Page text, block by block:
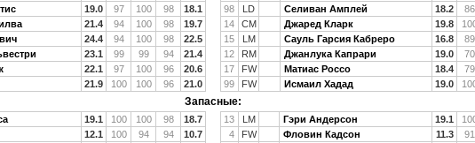
19.0 97 100 98
18.1
21.4 94 100 98
19.7
24.4 94 100 98
22.5
23.1 99 99 94
21.4
22.1 97 100 96
20.6
21.9 100 100 96 21.0
98
LD Селиван Амплей 18.2 86
14
CM Джаред Кларк 19.8
15
LM Сауль Гарсия Кабреро 16.8 89
12
RM Джанлука Капрари 19.0 70
17
FW Матиас Россо 18.4 79
99
FW Исмаил Хадад 19.0
Запасные:
19.1 100 100 98
18.7
12.1 100 94 94
10.7
13 LM Гэри Андерсон 19.1
4
FW Фловин Кадсон 11.3 91